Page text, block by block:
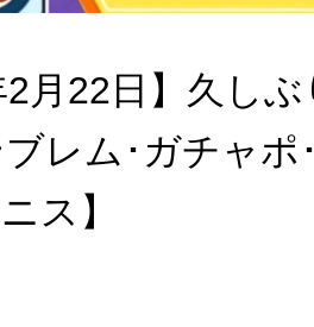
月22日】久し
レム･ガチャポ
ス】